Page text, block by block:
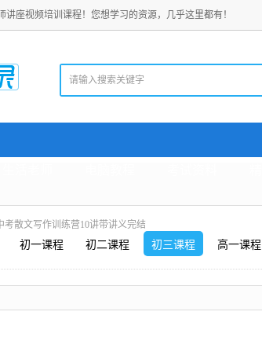
座视频培训课程！您想学习的资源，几乎这里都有！
考散文写作训练营10讲带讲义完结
初一课程 初二课程 初三课程 高一课程